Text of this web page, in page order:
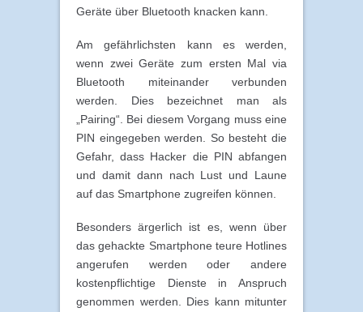
Geräte über Bluetooth knacken kann.
Am gefährlichsten kann es werden,
wenn zwei Geräte zum ersten Mal via
Bluetooth miteinander verbunden
werden. Dies bezeichnet man als
„Pairing“. Bei diesem Vorgang muss eine
PIN eingegeben werden. So besteht die
Gefahr, dass Hacker die PIN abfangen
und damit dann nach Lust und Laune
auf das Smartphone zugreifen können.
Besonders ärgerlich ist es, wenn über
das gehackte Smartphone teure Hotlines
angerufen werden oder andere
kostenpflichtige Dienste in Anspruch
genommen werden. Dies kann mitunter